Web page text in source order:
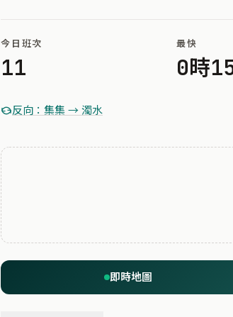
今日班次
11
最快
0時
反向：集集 → 濁水
即時地圖